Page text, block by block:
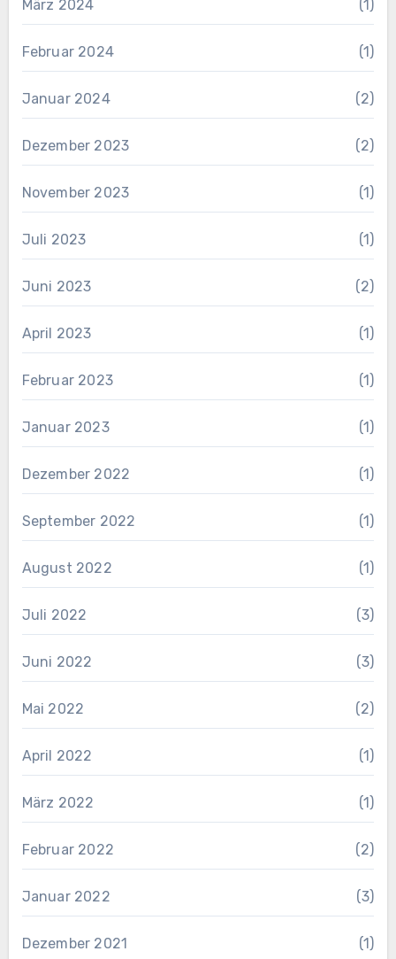
März 2024 (1)
Februar 2024 (1)
Januar 2024 (2)
Dezember 2023 (2)
November 2023 (1)
Juli 2023 (1)
Juni 2023 (2)
April 2023 (1)
Februar 2023 (1)
Januar 2023 (1)
Dezember 2022 (1)
September 2022 (1)
August 2022 (1)
Juli 2022 (3)
Juni 2022 (3)
Mai 2022 (2)
April 2022 (1)
März 2022 (1)
Februar 2022 (2)
Januar 2022 (3)
Dezember 2021 (1)